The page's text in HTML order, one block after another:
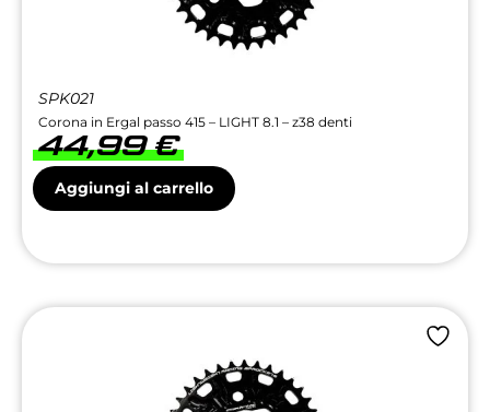
SPK021
Corona in Ergal passo 415 – LIGHT 8.1 – z38 denti
44,99€
Aggiungi al carrello